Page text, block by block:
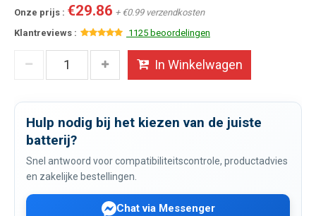
Onze prijs : €29.86 + €0.99 verzendkosten
Klantreviews :
1125 beoordelingen
In Winkelwagen
Hulp nodig bij het kiezen van de juiste
batterij?
Snel antwoord voor compatibiliteitscontrole, productadvies
en zakelijke bestellingen.
Chat via Messenger